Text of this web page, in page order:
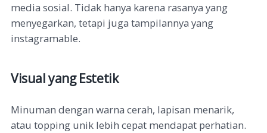
media sosial. Tidak hanya karena rasanya yang
menyegarkan, tetapi juga tampilannya yang
instagramable.
Visual yang Estetik
Minuman dengan warna cerah, lapisan menarik,
atau topping unik lebih cepat mendapat perhatian.